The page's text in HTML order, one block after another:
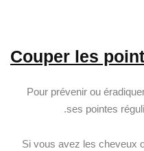
Pour prévenir ou
ses pointes
Si vous avez les cheveux